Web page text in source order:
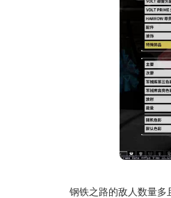
钢铁之路的敌人数量多